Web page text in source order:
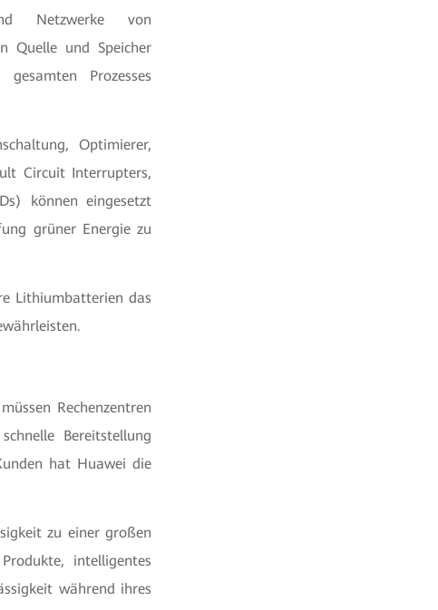
Netzwerke von
Quelle und Speicher
Prozesses
Optimierer,
Circuit Interrupters,
können eingesetzt
grüner Energie zu
Lithiumbatterien das
Rechenzentren
Bereitstellung
hat Huawei die
zu einer großen
intelligentes
während ihres